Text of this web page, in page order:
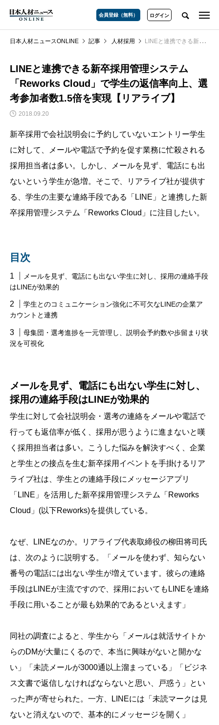
会員登録（無料） ログイン
日本人材ニュースONLINE 記事 人材採用 LINEと連携できる新卒採用管理システム「Reworks Cloud」で学生の返信率向上、選考参加者数1.5倍を実現【リアライブ】
LINEと連携できる新卒採用管理システム
「Reworks Cloud」で学生の返信率向上、選
考参加者数1.5倍を実現【リアライブ】
2018.09.20
新卒採用で会社説明会に予約していないエントリー学生
に対して、メールや電話で予約を促す業務に忙殺される
採用担当者は多い。しかし、メールを見ず、電話にも出
ないという学生が急増。そこで、リアライブ社が提供す
る、学生の主要な連絡手段である「LINE」と連携した新
卒採用管理システム「Reworks Cloud」に注目したい。
目次
メールを見ず、電話にも出ない学生に対し、採用の連絡手段
はLINEが効果的
学生とのコミュニケーション強化に不可欠なLINEの企業ア
カウントと連携
母集団・選考進捗を一元管理し、説明会予約数や歩留まり状
況を可視化
メールを見ず、電話にも出ない学生に対し、
採用の連絡手段はLINEが効果的
学生に対して会社説明会・選考の連絡をメールや電話で
行っても返信率が低く、採用が思うように進まないと嘆
く採用担当者は多い。こうした悩みを解決すべく、企業
と学生との接点を生む新卒採用イベントを手掛けるリア
ライブ社は、学生との連絡手段にメッセージアプリ
「LINE」を活用した新卒採用管理システム「Reworks
Cloud」(以下Reworks)を提供している。
なぜ、LINEなのか。リアライブ代表取締役の柳田将司氏
は、次のように説明する。「メールを使わず、知らない
番号の電話には出ない学生が増えています。彼らの連絡
手段はLINEが主流ですので、採用においてもLINEを連絡
手段に用いることが最も効果的であるといえます」
同社の調査によると、学生から「メールは就活サイトか
らのDMが大量にくるので、本当に興味がないと開かな
い」「未読メールが3000通以上溜まっている」「ビジネ
ス文書で返信しなければならないと思い、戸惑う」とい
った声が寄せられた。一方、LINEには「未読マークは見
ないと消えないので、基本的にメッセージを開く」